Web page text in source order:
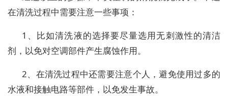
在清洗过程中需要注意一些事项：
1、比如清洗液的选择要尽量选用无刺激性的清洁
剂，以免对空调部件产生腐蚀作用。
2、在清洗过程中还需要注意个人，避免使用过多的
水液和接触电路等部件，以免发生事故。